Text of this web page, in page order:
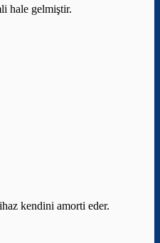
hale gelmiştir.
kendini amorti eder.